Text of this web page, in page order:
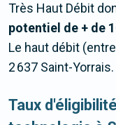
Très Haut Débit
potentiel de + de
Le haut débit
2 637 Saint-Yorrais.
Taux